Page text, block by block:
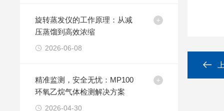
旋转蒸发仪的工作原理：从减
压蒸馏到高效浓缩
2026-06-08
精准监测，安全无忧：MP100
环氧乙烷气体检测解决方案
2026-04-30